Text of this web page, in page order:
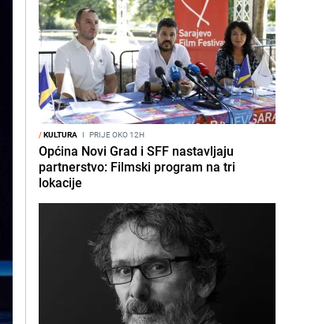
/KULTURA I PRIJE OKO 12H
Općina Novi Grad i SFF nastavljaju
partnerstvo: Filmski program na tri
lokacije